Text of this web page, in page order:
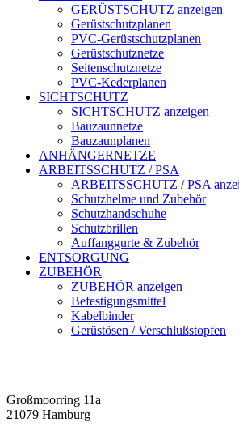
GERÜSTSCHUTZ anzeigen
Gerüstschutzplanen
PVC-Gerüstschutzplanen
Gerüstschutznetze
Seitenschutznetze
PVC-Kederplanen
SICHTSCHUTZ
SICHTSCHUTZ anzeigen
Bauzaunnetze
Bauzaunplanen
ANHÄNGERNETZE
ARBEITSSCHUTZ / PSA
ARBEITSSCHUTZ / PSA
Schutzhelme und Zubehör
Schutzhandschuhe
Schutzbrillen
Auffanggurte & Zubehör
ENTSORGUNG
ZUBEHÖR
ZUBEHÖR anzeigen
Befestigungsmittel
Kabelbinder
Gerüstösen / Verschlußstopfen
Großmoorring 11a
21079 Hamburg